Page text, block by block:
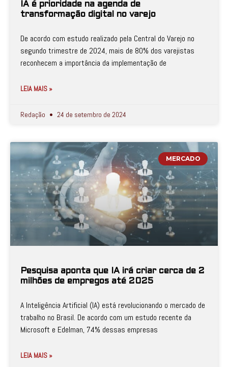
IA é prioridade na agenda de
transformação digital no varejo
De acordo com estudo realizado pela Central do Varejo no
segundo trimestre de 2024, mais de 80% dos varejistas
reconhecem a importância da implementação de
LEIA MAIS »
Redação 24 de setembro de 2024
MERCADO
Pesquisa aponta que IA irá criar cerca de 2
milhões de empregos até 2025
A Inteligência Artificial (IA) está revolucionando o mercado de
trabalho no Brasil. De acordo com um estudo recente da
Microsoft e Edelman, 74% dessas empresas
LEIA MAIS »